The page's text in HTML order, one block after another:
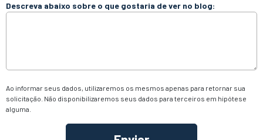
Descreva abaixo sobre o que gostaria de ver no blog:
Ao informar seus dados, utilizaremos os mesmos apenas para retornar sua
solicitação. Não disponibilizaremos seus dados para terceiros em hipótese
alguma.